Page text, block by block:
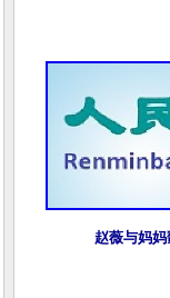
赵薇与妈